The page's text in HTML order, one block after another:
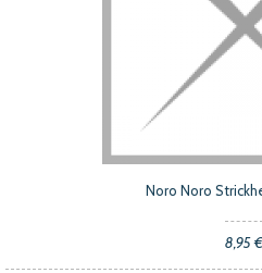
Noro Noro
8,95 €